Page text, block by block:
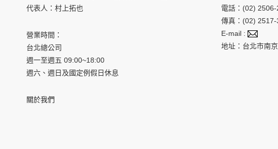
代表人：村上拓也
營業時間：
台北總公司
週一至週五 09:00~18:00
週六、週日及國定例假日休息
關於我們
電話：(02) 2506-
傳真：(02) 2517-
E-mail :
地址：台北市南